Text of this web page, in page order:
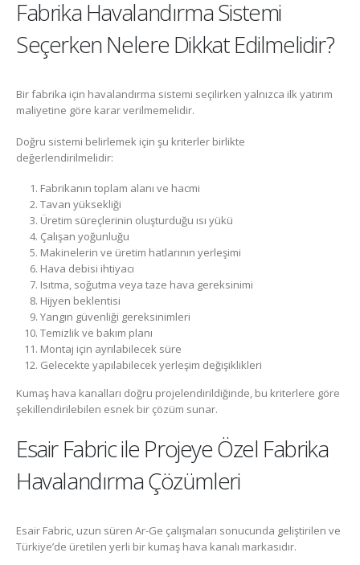
Fabrika Havalandırma Sistemi
Seçerken Nelere Dikkat Edilmelidir?
Bir fabrika için havalandırma sistemi seçilirken yalnızca ilk yatırım
maliyetine göre karar verilmemelidir.
Doğru sistemi belirlemek için şu kriterler birlikte
değerlendirilmelidir:
Fabrikanın toplam alanı ve hacmi
Tavan yüksekliği
Üretim süreçlerinin oluşturduğu ısı yükü
Çalışan yoğunluğu
Makinelerin ve üretim hatlarının yerleşimi
Hava debisi ihtiyacı
Isıtma, soğutma veya taze hava gereksinimi
Hijyen beklentisi
Yangın güvenliği gereksinimleri
Temizlik ve bakım planı
Montaj için ayrılabilecek süre
Gelecekte yapılabilecek yerleşim değişiklikleri
Kumaş hava kanalları doğru projelendirildiğinde, bu kriterlere göre
şekillendirilebilen esnek bir çözüm sunar.
Esair Fabric ile Projeye Özel Fabrika
Havalandırma Çözümleri
Esair Fabric, uzun süren Ar-Ge çalışmaları sonucunda geliştirilen ve
Türkiye’de üretilen yerli bir kumaş hava kanalı markasıdır.